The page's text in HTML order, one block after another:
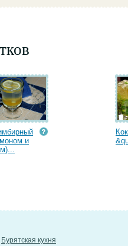
и
Бурятская кухня